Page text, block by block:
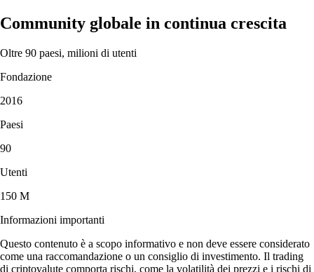
Community globale in continua crescita
Oltre 90 paesi, milioni di utenti
Fondazione
2016
Paesi
90
Utenti
150 M
Informazioni importanti
Questo contenuto è a scopo informativo e non deve essere considerato
come una raccomandazione o un consiglio di investimento. Il trading
di criptovalute comporta rischi, come la volatilità dei prezzi e i rischi di